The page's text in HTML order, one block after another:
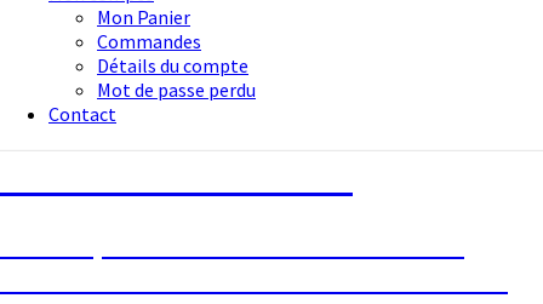
Mon Panier
Commandes
Détails du compte
Mot de passe perdu
Contact